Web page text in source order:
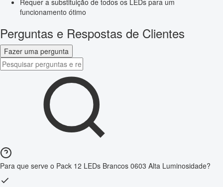
Requer a substituição de todos os LEDs para um
funcionamento ótimo
Perguntas e Respostas de Clientes
Fazer uma pergunta
Para que serve o Pack 12 LEDs Brancos 0603 Alta Luminosidade?